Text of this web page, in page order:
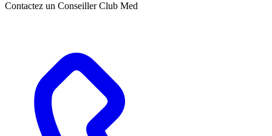
Contactez un Conseiller Club Med